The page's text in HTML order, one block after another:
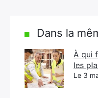
Dans la
À qui
les
Le 3